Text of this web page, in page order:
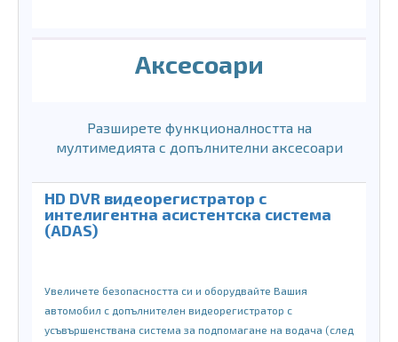
Аксесоари
Разширете функционалността на
мултимедията с допълнителни аксесоари
HD DVR видеорегистратор с
интелигентна асистентска система
(ADAS)
Увеличете безопасността си и оборудвайте Вашия
автомобил с допълнителен видеорегистратор с
усъвършенствана система за подпомагане на водача (след